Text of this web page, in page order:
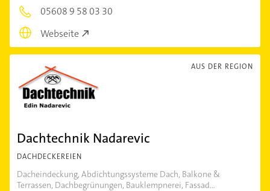
05608 9 58 03 30
Webseite
AUS DER REGION
Dachtechnik Nadarevic
DACHDECKEREIEN
Dacheindeckung, Abdichtungssysteme Dach, Balkone &
Terrassen, Dachbegrünungen, Bauklempnerei, Fassad...